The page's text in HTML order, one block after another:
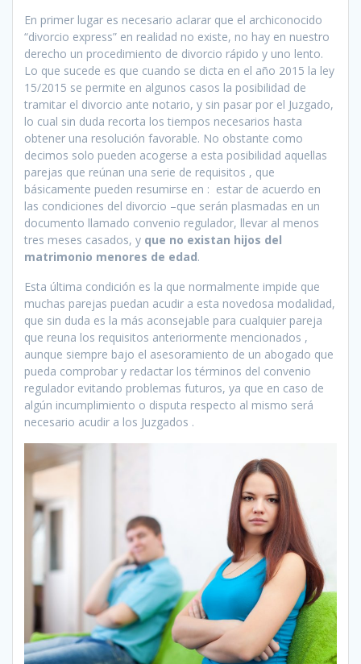
En primer lugar es necesario aclarar que el archiconocido
“divorcio express” en realidad no existe, no hay en nuestro
derecho un procedimiento de divorcio rápido y uno lento.
Lo que sucede es que cuando se dicta en el año 2015 la ley
15/2015 se permite en algunos casos la posibilidad de
tramitar el divorcio ante notario, y sin pasar por el Juzgado,
lo cual sin duda recorta los tiempos necesarios hasta
obtener una resolución favorable. No obstante como
decimos solo pueden acogerse a esta posibilidad aquellas
parejas que reúnan una serie de requisitos , que
básicamente pueden resumirse en : estar de acuerdo en
las condiciones del divorcio –que serán plasmadas en un
documento llamado convenio regulador, llevar al menos
tres meses casados, y que no existan hijos del
matrimonio menores de edad.
Esta última condición es la que normalmente impide que
muchas parejas puedan acudir a esta novedosa modalidad,
que sin duda es la más aconsejable para cualquier pareja
que reuna los requisitos anteriormente mencionados ,
aunque siempre bajo el asesoramiento de un abogado que
pueda comprobar y redactar los términos del convenio
regulador evitando problemas futuros, ya que en caso de
algún incumplimiento o disputa respecto al mismo será
necesario acudir a los Juzgados .